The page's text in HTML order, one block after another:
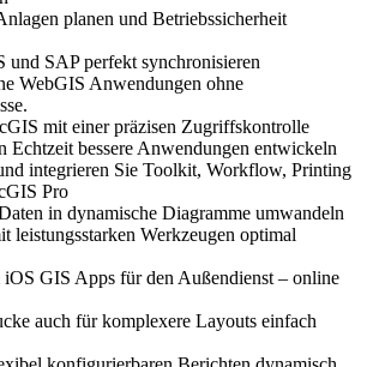
planen und Betriebssicherheit
und SAP perfekt synchronisieren
WebGIS Anwendungen ohne
mit einer präzisen Zugriffskontrolle
Echtzeit bessere Anwendungen entwickeln
integrieren Sie Toolkit, Workflow, Printing
Pro
in dynamische Diagramme umwandeln
leistungsstarken Werkzeugen optimal
GIS Apps für den Außendienst – online
auch für komplexere Layouts einfach